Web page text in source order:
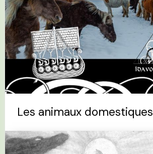
Les animaux domestiques